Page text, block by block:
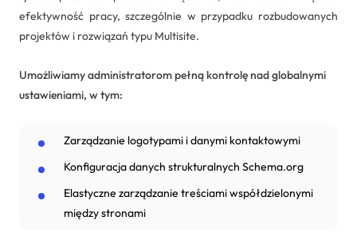
efektywność pracy, szczególnie w przypadku rozbudowanych
projektów i rozwiązań typu Multisite.
Umożliwiamy administratorom pełną kontrolę nad globalnymi
ustawieniami, w tym:
Zarządzanie logotypami i danymi kontaktowymi
Konfiguracja danych strukturalnych Schema.org
Elastyczne zarządzanie treściami współdzielonymi
między stronami